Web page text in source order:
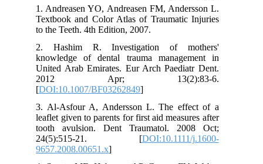
1. Andreasen YO, Andreasen FM, Andersson L.
Textbook and Color Atlas of Traumatic Injuries
to the Teeth. 4th Edition, 2007.
2. Hashim R. Investigation of mothers'
knowledge of dental trauma management in
United Arab Emirates. Eur Arch Paediatr Dent.
2012 Apr; 13(2):83-6.
[DOI:10.1007/BF03262849
3. Al-Asfour A, Andersson L. The effect of a
leaflet given to parents for first aid measures after
tooth avulsion. Dent Traumatol. 2008 Oct;
24(5):515-21. [DOI:10.1111/j.1600-
9657.2008.00651.x